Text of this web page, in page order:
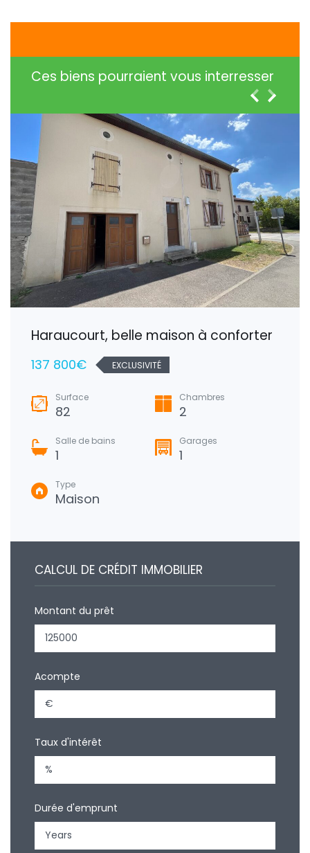
Ces biens pourraient vous interresser
Haraucourt, belle maison à conforter
137 800€ EXCLUSIVITÉ
Surface
82
Chambres
2
Salle de bains
1
Garages
1
Type
Maison
CALCUL DE CRÉDIT IMMOBILIER
Montant du prêt
Acompte
Taux d'intérêt
Durée d'emprunt